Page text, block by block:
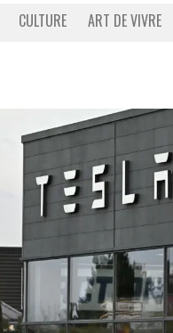
CULTURE ART DE VIVRE